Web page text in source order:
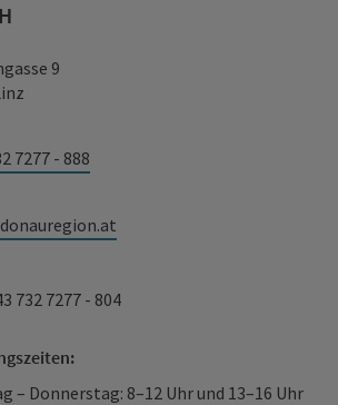
9
7277 - 888
732 7277 - 804
– Donnerstag: 8–12 Uhr und 13–16 Uhr